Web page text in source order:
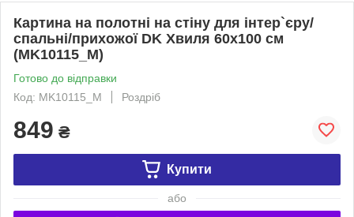
Картина на полотні на стіну для інтер`єру/
спальні/прихожої DK Хвиля 60x100 см
(MK10115_M)
Готово до відправки
Код: MK10115_M
Роздріб
849 ₴
Купити
або